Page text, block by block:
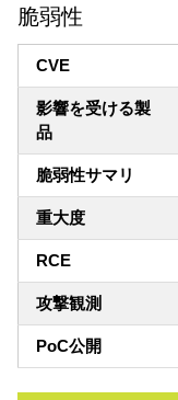
脆弱性
CVE
影響を受ける製
品
脆弱性サマリ
重大度
RCE
攻撃観測
PoC公開